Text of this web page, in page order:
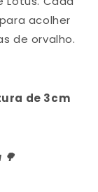
acolher
de orvalho.
de 3cm
🌳